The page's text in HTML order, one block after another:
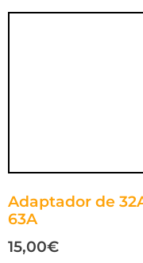
Adaptador de
63A
15,00€